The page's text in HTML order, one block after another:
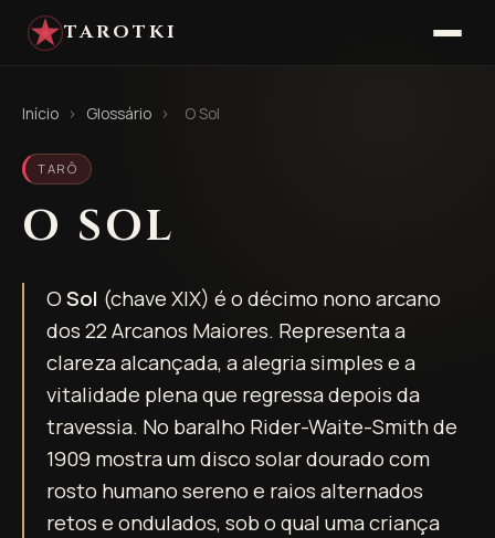
TAROTKI
Início › Glossário › O Sol
TARÔ
O SOL
OSol (chave XIX) é o décimo nono arcano
dos 22 Arcanos Maiores. Representa a
clareza alcançada, a alegria simples e a
vitalidade plena que regressa depois da
travessia. No baralho Rider-Waite-Smith de
1909 mostra um disco solar dourado com
rosto humano sereno e raios alternados
retos e ondulados, sob o qual uma criança